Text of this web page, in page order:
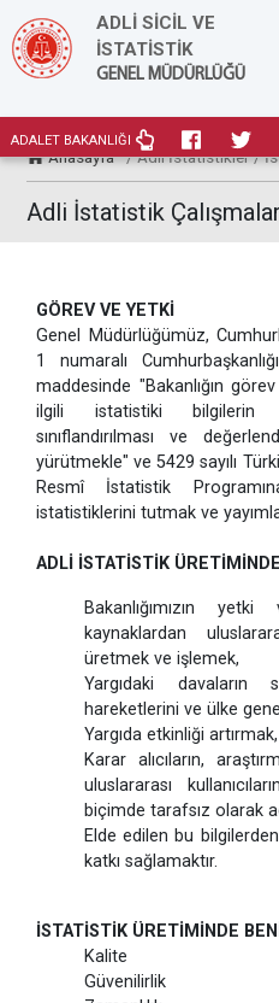
ADLİ SİCİL VE
İSTATİSTİK
GENEL MÜDÜRLÜĞÜ
ADALET BAKANLIĞI
Anasayfa / Adli İstatistikler /
Adli İstatistik
GÖREV VE YETKİ
Genel Müdürlüğümüz,
1 numaralı
maddesinde "Bakanlığın
ilgili istatistiki bilgilerin
sınıflandırılması ve
yürütmekle" ve 5429 sayılı
Resmî İstatistik
istatistiklerini tutmak ve
ADLİ İSTATİSTİK
Bakanlığımızın
kaynaklardan
üretmek ve işlemek,
Yargıdaki
hareketlerini ve ülke
Yargıda etkinliği artırmak,
Karar alıcıların,
uluslararası
biçimde tarafsız olarak
Elde edilen bu
katkı sağlamaktır.
İSTATİSTİK ÜRETİMİNDE
Kalite
Güvenilirlik